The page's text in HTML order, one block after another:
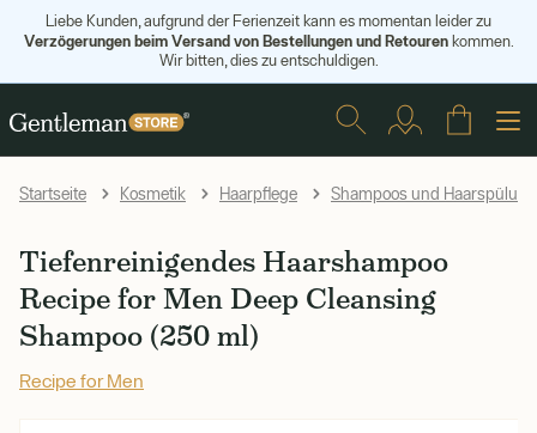
Liebe Kunden, aufgrund der Ferienzeit kann es momentan leider zu
Verzögerungen beim Versand von Bestellungen und Retourenkommen.
Wir bitten, dies zu entschuldigen.
Startseite Kosmetik Haarpflege Shampoos und
Tiefenreinigendes Haarshampoo
Recipe for Men Deep Cleansing
Shampoo (250 ml)
Recipe for Men